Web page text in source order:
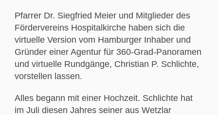
Pfarrer Dr. Siegfried Meier und Mitglieder des
Fördervereins Hospitalkirche haben sich die
virtuelle Version vom Hamburger Inhaber und
Gründer einer Agentur für 360-Grad-Panoramen
und virtuelle Rundgänge, Christian P. Schlichte,
vorstellen lassen.
Alles begann mit einer Hochzeit. Schlichte hat
im Juli diesen Jahres seiner aus Wetzlar